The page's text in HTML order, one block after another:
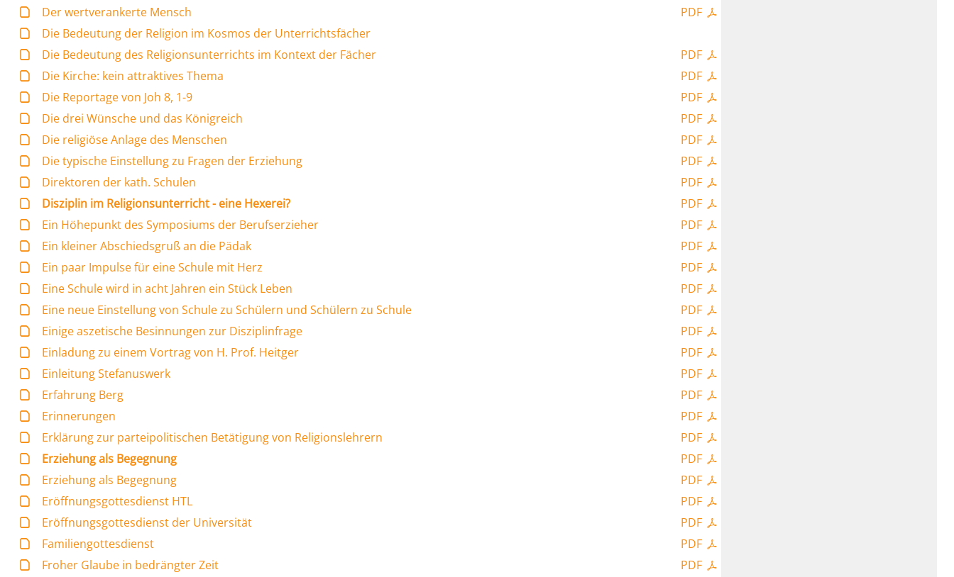
PDF
Der wertverankerte Mensch
Die Bedeutung der Religion im Kosmos der Unterrichtsfächer
PDF
Die Bedeutung des Religionsunterrichts im Kontext der Fächer
PDF
Die Kirche: kein attraktives Thema
PDF
Die Reportage von Joh 8, 1-9
PDF
Die drei Wünsche und das Königreich
PDF
Die religiöse Anlage des Menschen
PDF
Die typische Einstellung zu Fragen der Erziehung
PDF
Direktoren der kath. Schulen
PDF
Disziplin im Religionsunterricht - eine Hexerei?
PDF
Ein Höhepunkt des Symposiums der Berufserzieher
PDF
Ein kleiner Abschiedsgruß an die Pädak
PDF
Ein paar Impulse für eine Schule mit Herz
PDF
Eine Schule wird in acht Jahren ein Stück Leben
PDF
Eine neue Einstellung von Schule zu Schülern und Schülern zu Schule
PDF
Einige aszetische Besinnungen zur Disziplinfrage
PDF
Einladung zu einem Vortrag von H. Prof. Heitger
PDF
Einleitung Stefanuswerk
PDF
Erfahrung Berg
PDF
Erinnerungen
PDF
Erklärung zur parteipolitischen Betätigung von Religionslehrern
PDF
Erziehung als Begegnung
PDF
Erziehung als Begegnung
PDF
Eröffnungsgottesdienst HTL
PDF
Eröffnungsgottesdienst der Universität
PDF
Familiengottesdienst
PDF
Froher Glaube in bedrängter Zeit